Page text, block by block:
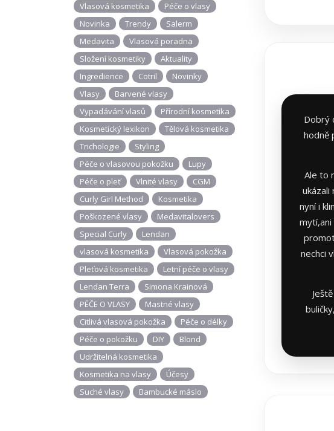
Vlasová kosmetika
Péče o vlasy
Novinka
Trendy
Salerm
Medavita
Vlasová poradna
Složení kosmetiky
Aktuality
Ingredience
Cotril
Novinky
Vlasy
Barvené vlasy
Vypadávání vlasů
Přírodní kosmetika
Kosmetický lexikon
Tělová kosmetika
Trichologie
Styling
Péče o vlasovou pokožku
Lupy
Péče o pleť
Vlnité vlasy
CGM
Curly Girl Method
Kosmetika
Poškozené vlasy
Medavitalovers
Special Curly
Lendan
vlasová kosmetika
Vlasová pokožka
Pleťová kosmetika
Letní péče o vlasy
Lendan Terra
Simona Krainová
PÉČE O VLASY
Mastné vlasy
Citlivá vlasová pokožka
Péče o délky
Péče o pokožku
DIY
Blond
Udržitelná kosmetika
Kosmetika na vlasy
Účesy
Suché vlasy
Bambucké máslo
Dobrý
hodně
Ale to
nyní i
mytí,ani
nechci